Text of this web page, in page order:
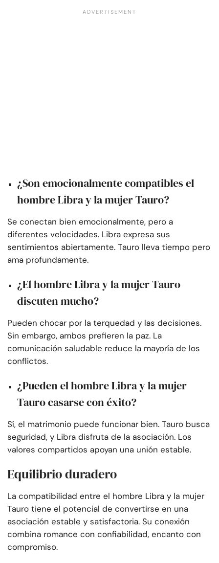
¿Son emocionalmente compatibles el
hombre Libra y la mujer Tauro?
Se conectan bien emocionalmente, pero a
diferentes velocidades. Libra expresa sus
sentimientos abiertamente. Tauro lleva tiempo pero
ama profundamente.
¿El hombre Libra y la mujer Tauro
discuten mucho?
Pueden chocar por la terquedad y las decisiones.
Sin embargo, ambos prefieren la paz. La
comunicación saludable reduce la mayoría de los
conflictos.
¿Pueden el hombre Libra y la mujer
Tauro casarse con éxito?
Sí, el matrimonio puede funcionar bien. Tauro busca
seguridad, y Libra disfruta de la asociación. Los
valores compartidos apoyan una unión estable.
Equilibrio duradero
La compatibilidad entre el hombre Libra y la mujer
Tauro tiene el potencial de convertirse en una
asociación estable y satisfactoria. Su conexión
combina romance con confiabilidad, encanto con
compromiso.